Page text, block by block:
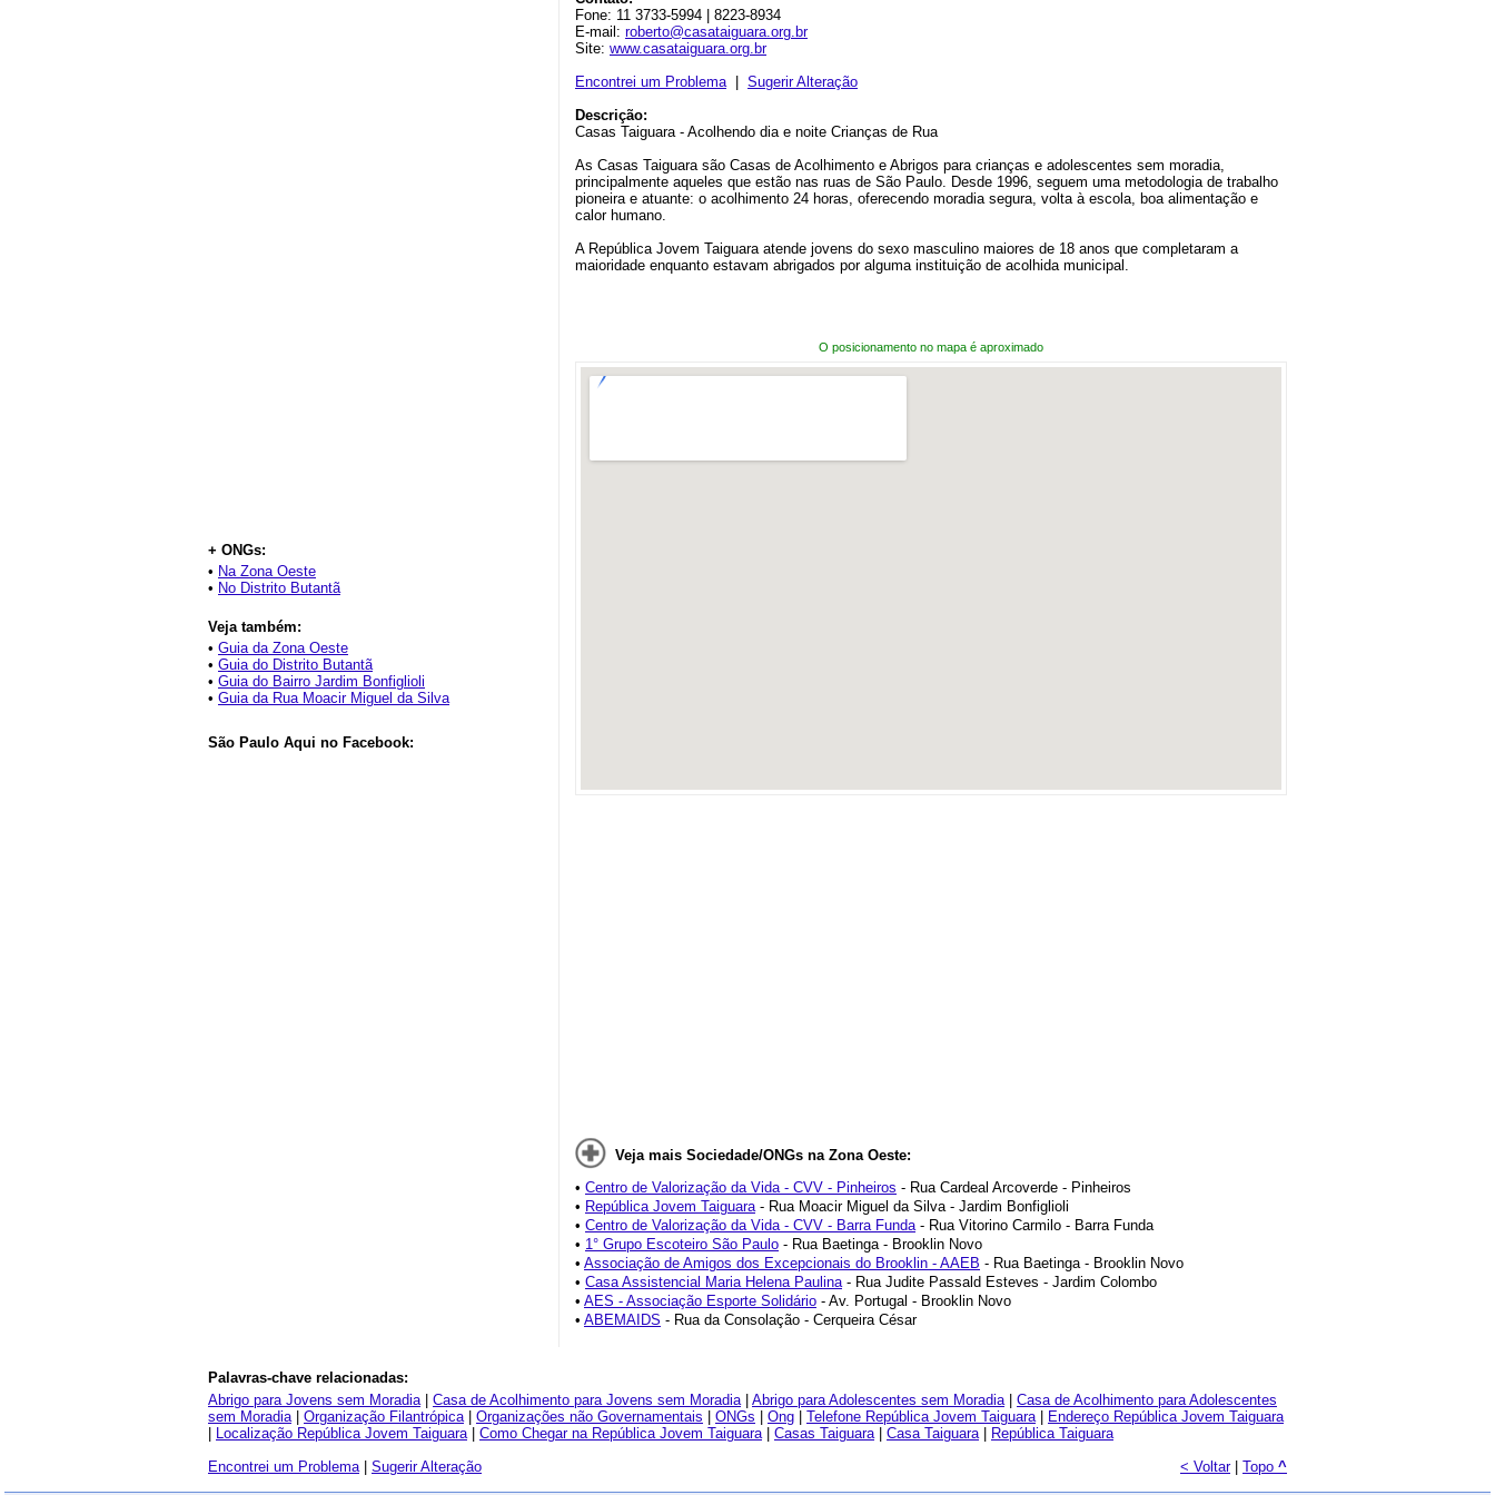
+ ONGs:
• Na Zona Oeste
• No Distrito Butantã
Veja também:
• Guia da Zona Oeste
• Guia do Distrito Butantã
• Guia do Bairro Jardim Bonfiglioli
• Guia da Rua Moacir Miguel da Silva
São Paulo Aqui no Facebook:
Fone: 11 3733-5994 | 8223-8934
E-mail: roberto@casataiguara.org.br
Site: www.casataiguara.org.br
Encontrei um Problema| Sugerir Alteração
Descrição:
Casas Taiguara - Acolhendo dia e noite Crianças de Rua
As Casas Taiguara são Casas de Acolhimento e Abrigos para crianças e adolescentes sem moradia,
principalmente aqueles que estão nas ruas de São Paulo. Desde 1996, seguem uma metodologia de trabalho
pioneira e atuante: o acolhimento 24 horas, oferecendo moradia segura, volta à escola, boa alimentação e
calor humano.
A República Jovem Taiguara atende jovens do sexo masculino maiores de 18 anos que completaram a
maioridade enquanto estavam abrigados por alguma instituição de acolhida municipal.
O posicionamento no mapa é aproximado
Veja mais Sociedade/ONGs na Zona Oeste:
• Centro de Valorização da Vida - CVV - Pinheiros - Rua Cardeal Arcoverde - Pinheiros
• República Jovem Taiguara- Rua Moacir Miguel da Silva - Jardim Bonfiglioli
• Centro de Valorização da Vida - CVV - Barra Funda- Rua Vitorino Carmilo - Barra Funda
• 1° Grupo Escoteiro São Paulo - Rua Baetinga - Brooklin Novo
• Associação de Amigos dos Excepcionais do Brooklin - AAEB - Rua Baetinga - Brooklin Novo
• Casa Assistencial Maria Helena Paulina- Rua Judite Passald Esteves - Jardim Colombo
• AES - Associação Esporte Solidário - Av. Portugal - Brooklin Novo
• ABEMAIDS - Rua da Consolação - Cerqueira César
Palavras-chave relacionadas:
Abrigo para Jovens sem Moradia| Casa de Acolhimento para Jovens sem Moradia| Abrigo para Adolescentes sem Moradia| Casa de Acolhimento para Adolescentes
sem Moradia| Organização Filantrópica| Organizações não Governamentais ONGs Ong Telefone República Jovem Taiguara|
Endereço República Jovem Taiguara
Localização República Jovem Taiguara| Como Chegar na República Jovem Taiguara| Casas Taiguara| Casa Taiguara|
República Taiguara
Encontrei um Problema| Sugerir Alteração < Voltar| Topo ^